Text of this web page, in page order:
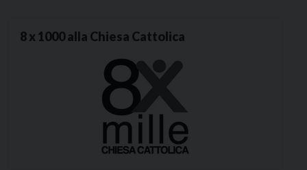
8 x 1000 alla Chiesa Cattolica